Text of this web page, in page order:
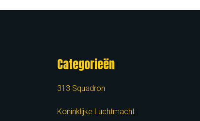
Categorieën
313 Squadron
Koninklijke Luchtmacht